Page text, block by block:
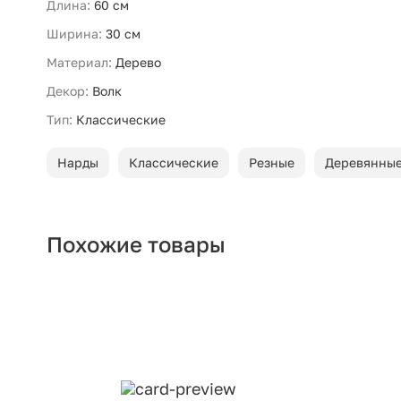
Длина: 60 см
Ширина: 30 см
Материал: Дерево
Декор: Волк
Тип: Классические
Нарды Классические Резные
Похожие товары